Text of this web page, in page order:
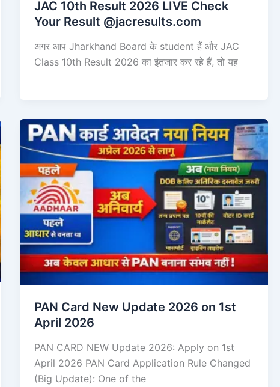
JAC 10th Result 2026 LIVE Check
Your Result @jacresults.com
अगर आप Jharkhand Board के student हैं और JAC
Class 10th Result 2026 का इंतजार कर रहे हैं, तो यह
PAN Card New Update 2026 on 1st
April 2026
PAN CARD NEW Update 2026: Apply on 1st
April 2026 PAN Card Application Rule Changed
(Big Update): One of the